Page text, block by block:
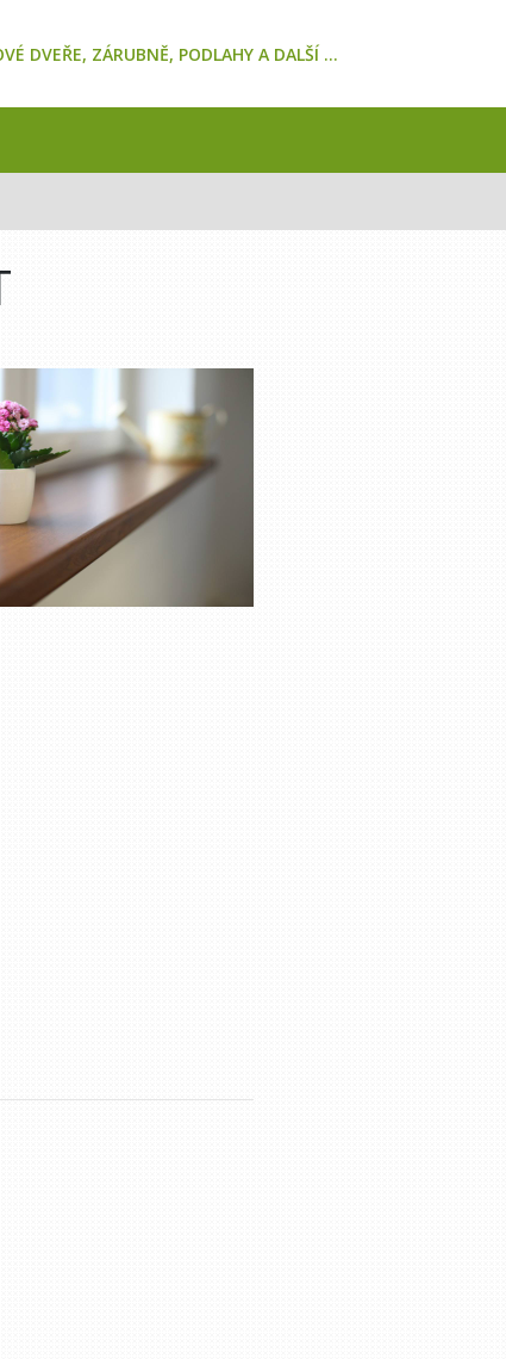
DVEŘE, ZÁRUBNĚ, PODLAHY A DALŠÍ ...